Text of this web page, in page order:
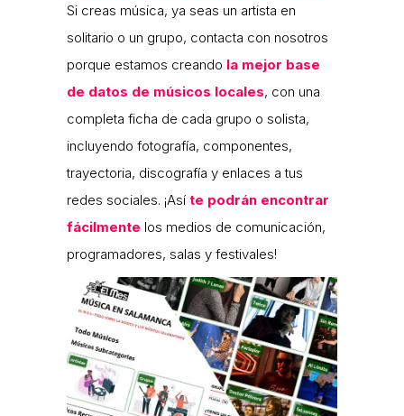
Si creas música, ya seas un artista en
solitario o un grupo, contacta con nosotros
porque estamos creando la mejor base
de datos de músicos locales, con una
completa ficha de cada grupo o solista,
incluyendo fotografía, componentes,
trayectoria, discografía y enlaces a tus
redes sociales. ¡Así te podrán encontrar
fácilmente los medios de comunicación,
programadores, salas y festivales!